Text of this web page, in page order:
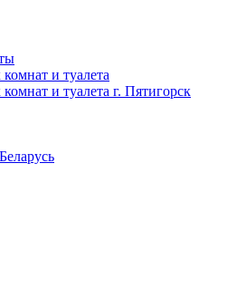
и туалета
и туалета г. Пятигорск